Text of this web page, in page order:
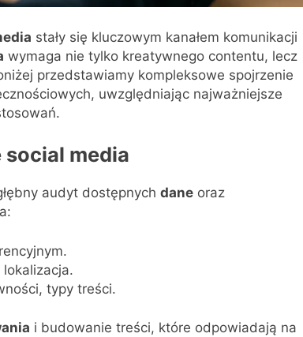
stały się kluczowym kanałem komunikacji
wymaga nie tylko kreatywnego contentu, lecz
przedstawiamy kompleksowe spojrzenie
uwzględniając najważniejsze
media
audyt dostępnych dane oraz
typy treści.
i budowanie treści, które odpowiadają na